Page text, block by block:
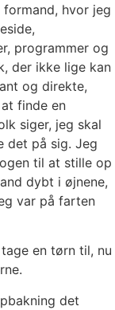
hvor jeg
programmer og
der ikke lige kan
og direkte,
finde en
siger, jeg skal
det på sig. Jeg
til at stille op
dybt i øjnene,
var på farten
en tørn til, nu
det